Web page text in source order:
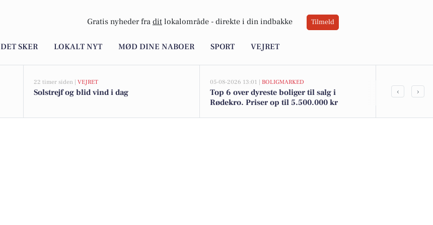
Gratis nyheder fra dit lokalområde - direkte i din indbakke Tilmeld
DET SKER LOKALT NYT MØD DINE NABOER SPORT VEJRET
22 timer siden | VEJRET
Solstrejf og blid vind i dag
05-08-2026 13:01 | BOLIGMARKED
Top 6 over dyreste boliger til salg i
Rødekro. Priser op til 5.500.000 kr
‹ ›